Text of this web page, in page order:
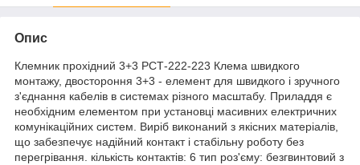
Опис
Клемник прохідний 3+3 РСТ-222-223 Клема швидкого
монтажу, двостороння 3+3 - елемент для швидкого і зручного
з'єднання кабелів в системах різного масштабу. Приладдя є
необхідним елементом при установці масивних електричних
комунікаційних систем. Виріб виконаний з якісних матеріалів,
що забезпечує надійний контакт і стабільну роботу без
перегрівання. кількість контактів: 6 тип роз'єму: безгвинтовий з